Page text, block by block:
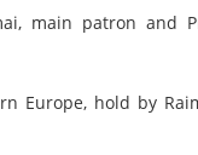
main patron and
Europe, hold by